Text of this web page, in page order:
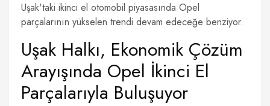
Uşak'taki ikinci el otomobil piyasasında Opel
parçalarının yükselen trendi devam edeceğe benziyor.
Uşak Halkı, Ekonomik Çözüm
Arayışında Opel İkinci El
Parçalarıyla Buluşuyor